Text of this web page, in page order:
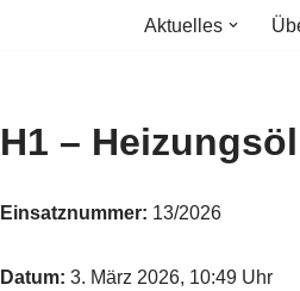
Aktuelles
H1 –
Einsatznummer: 13/2026
Datum: 3. März 2026, 10:49 Uhr